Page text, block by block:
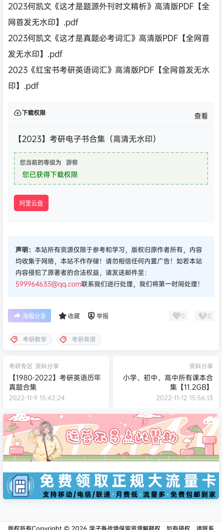
2023何凯文《这才是题源外刊时文精析》高清版PDF【全
网首发无水印】.pdf
2023何凯文《这才是真题必考词汇》高清版PDF【全网首
发无水印】.pdf
2023《红宝书考研英语词汇》高清版PDF【全网首发无水
印】.pdf
下载权限 查看
【2023】考研电子书合集（高清无水印）
您当前的等级为 游客
您已获得下载权限
阿里云盘
声明： 本站所有资源仅限于参考和学习，版权归原作者所有，内容
均收集于网络，本站不作存储！请勿相信任何内置广告！如若本站
内容侵犯了原著者的合法权益，请发送邮件至：
599964633@qq.com联系我们进行处理，我们将第一时间处理！
海报分享 收藏 举报 0 0
考研数学 考研英语
考研专区 资料分享
【1980-2022】考研英语历年
真题合集
2022-11-9 15:42:24
资料分享
小学、初中、高中所有课本合
集【11.2GB】
2022-11-12 15:56:13